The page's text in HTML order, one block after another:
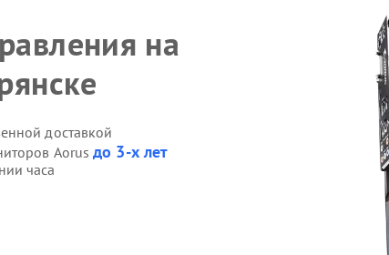
на
доставкой
Aorusдо 3-х лет
часа